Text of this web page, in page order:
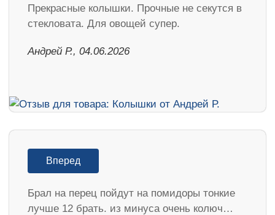
Прекрасные колышки. Прочные не секутся в
стекловата. Для овощей супер.
Андрей Р., 04.06.2026
Вперед
Брал на перец пойдут на помидоры тонкие
лучше 12 брать. из минуса очень колюч…